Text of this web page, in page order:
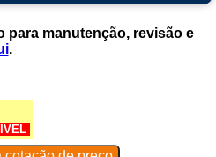
para manutenção, revisão e
.